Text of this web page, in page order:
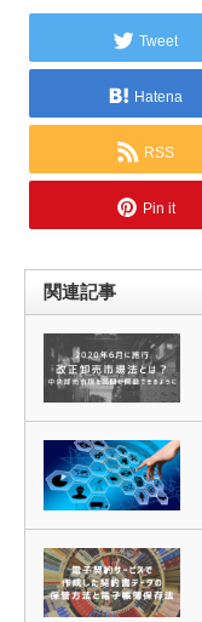
Tweet
Hatena
RSS
Pin it
関連記事